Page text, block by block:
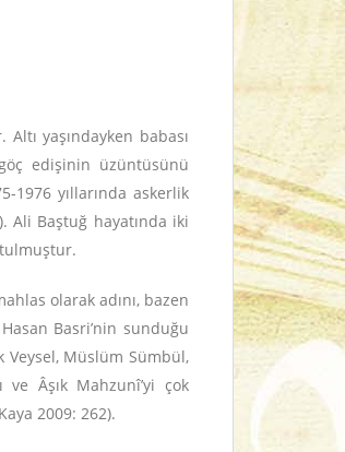
yaşındayken babası
edişinin üzüntüsünü
1976 yıllarında askerlik
Ali Baştuğ hayatında iki
olarak adını, bazen
Basri’nin sunduğu
Veysel, Müslüm Sümbül,
ve Âşık Mahzunî’yi çok
2009: 262).